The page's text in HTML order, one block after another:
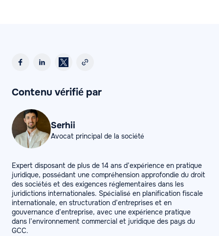
Contenu vérifié par
Serhii
Avocat principal de la société
Expert disposant de plus de 14 ans d’expérience en pratique
juridique, possédant une compréhension approfondie du droit
des sociétés et des exigences réglementaires dans les
juridictions internationales. Spécialisé en planification fiscale
internationale, en structuration d’entreprises et en
gouvernance d’entreprise, avec une expérience pratique
dans l’environnement commercial et juridique des pays du
GCC.